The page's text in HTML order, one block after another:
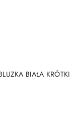
BIAŁA